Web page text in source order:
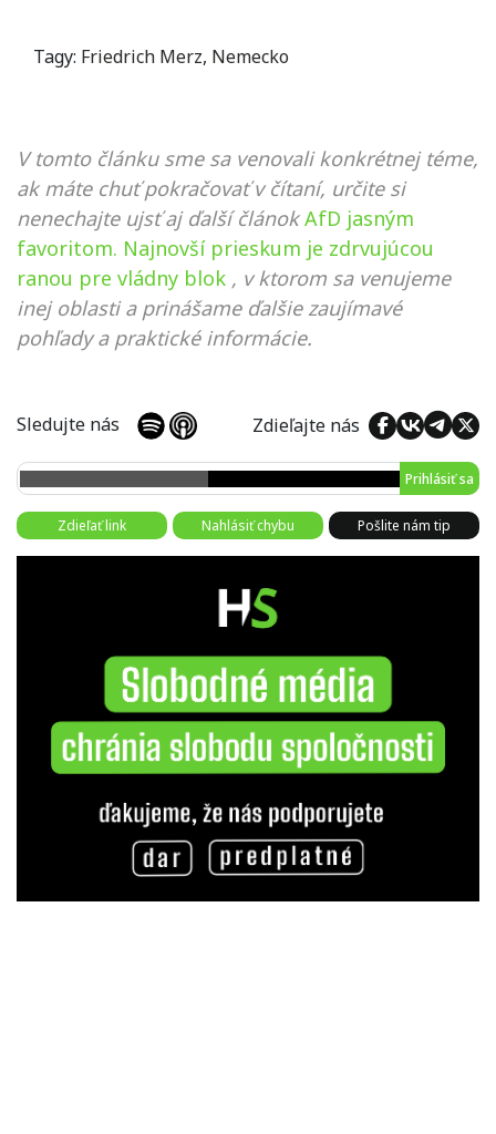
Tagy: Friedrich Merz, Nemecko
V tomto článku sme sa venovali konkrétnej téme,
ak máte chuť pokračovať v čítaní, určite si
nenechajte ujsť aj ďalší článok AfD jasným
favoritom. Najnovší prieskum je zdrvujúcou
ranou pre vládny blok , v ktorom sa venujeme
inej oblasti a prinášame ďalšie zaujímavé
pohľady a praktické informácie.
Sledujte nás Zdieľajte nás
Prihlásiť sa
Zdieľať link Nahlásiť chybu Pošlite nám tip